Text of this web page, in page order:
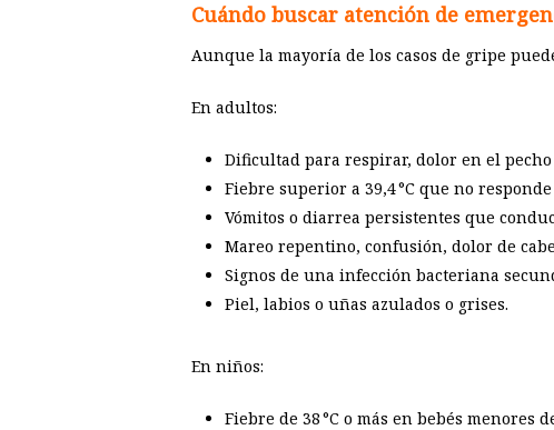
Cuándo buscar atención de
Aunque la mayoría de los casos de gripe
En adultos:
Dificultad para respirar, dolor en el
Fiebre superior a 39,4 °C que no
Vómitos o diarrea persistentes que
Mareo repentino, confusión, dolor de
Signos de una infección bacteriana
Piel, labios o uñas azulados o grises.
En niños:
Fiebre de 38 °C o más en bebés menores